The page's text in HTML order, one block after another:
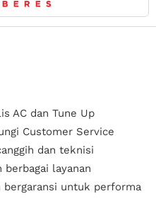
AC dan Tune Up
Customer Service
dan teknisi
layanan
bergaransi untuk performa